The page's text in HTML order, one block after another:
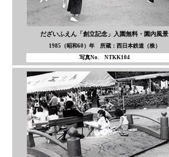
だざいふえん「創立記念」入園無料・園内風景
1985（昭和60）年 所蔵：西日本鉄道（株）
写真No. NTKK104